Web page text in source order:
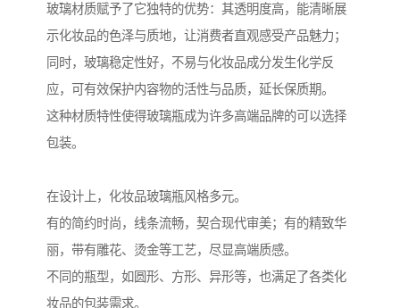
玻璃材质赋予了它独特的优势：其透明度高，能清晰展
示化妆品的色泽与质地，让消费者直观感受产品魅力；
同时，玻璃稳定性好，不易与化妆品成分发生化学反
应，可有效保护内容物的活性与品质，延长保质期。
这种材质特性使得玻璃瓶成为许多高端品牌的可以选择
包装。
在设计上，化妆品玻璃瓶风格多元。
有的简约时尚，线条流畅，契合现代审美；有的精致华
丽，带有雕花、烫金等工艺，尽显高端质感。
不同的瓶型，如圆形、方形、异形等，也满足了各类化
妆品的包装需求。